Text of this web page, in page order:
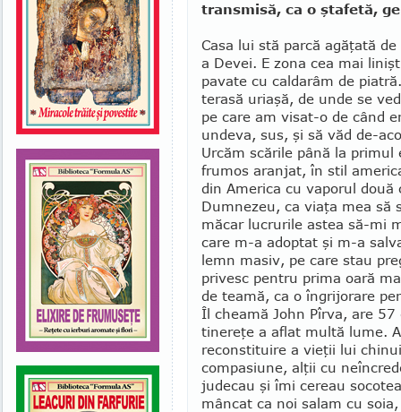
transmisă, ca o ştafetă,
Casa lui stă parcă agăţată
a Devei. E zona cea mai
pavate cu caldarâm de
terasă uriaşă, de unde se
pe care am visat-o de când
un­deva, sus, şi să văd de-
Urcăm scările până la
frumos aranjat, în stil
din America cu vaporul
Dum­ne­zeu, ca viaţa mea să
măcar lucrurile astea să-mi
care m-a adop­tat şi m-a
lemn masiv, pe care stau
privesc pentru prima oară
de teamă, ca o îngrijo­rare
Îl cheamă John Pîrva, are
tinereţe a aflat multă lume.
reconstituire a vieţii lui
compasiune, alţii cu
judecau şi îmi ce­reau
mâncat ca noi salam cu